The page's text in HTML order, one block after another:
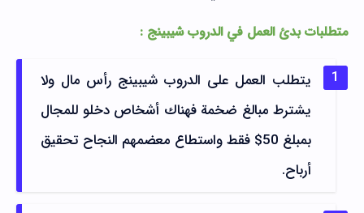
متطلبات بدئ العمل في الدروب شيبينج :
يتطلب العمل على الدروب شيبينج رأس مال ولا
يشترط مبالغ ضخمة فهناك أشخاص دخلو للمجال
بمبلغ 50$ فقط واستطاع معضمهم النجاح تحقيق
أرباح.